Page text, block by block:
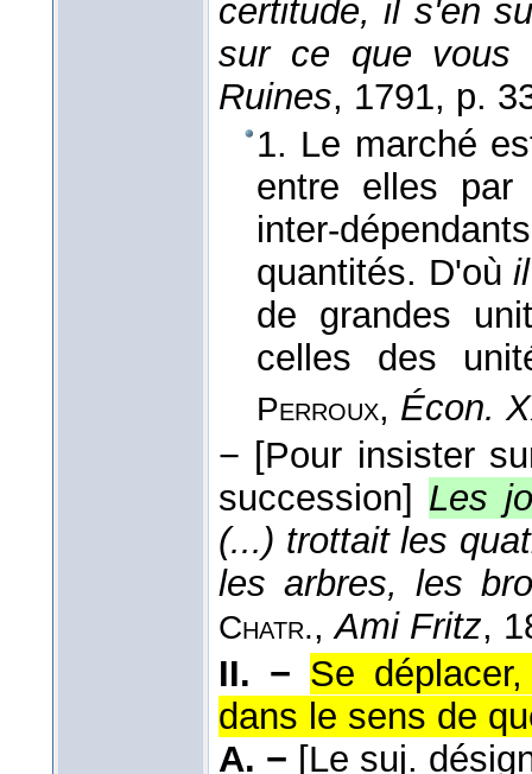
certitude, il s'en
sur ce que vous
Ruines, 1791, p.
1. Le marché
entre elles par
inter-
quantités. D'où
de grandes
celles des
Perroux, Écon.
− [Pour insister
succession] Les
(...) trottait les
les arbres, les
Chatr.,Ami Fritz,
II. − Se
dans le sens de
A. − [Le suj.